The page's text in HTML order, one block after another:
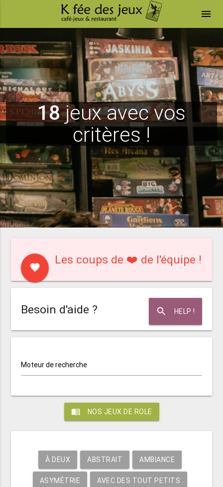
menu
18jeux avec vos
critères !
favorite
Les coups de ❤️ de l'équipe !
search HELP !
Besoin d'aide ?
Moteur de recherche
menu_book NOS JEUX DE ROLE
À DEUX ABSTRAIT AMBIANCE
ASYMÉTRIE AVEC DES TOUT PETITS